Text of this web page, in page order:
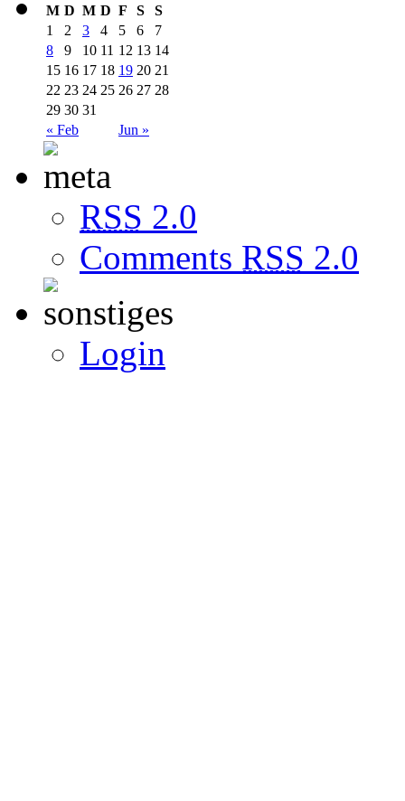
M D M D F S S
« Feb Jun »
1 2 3 4 5 6
7
8
9 10 11 12 13 14
15 16 17 18 19 20 21
22 23 24 25 26 27 28
29 30 31
RSS 2.0
Comments RSS 2.0
Login